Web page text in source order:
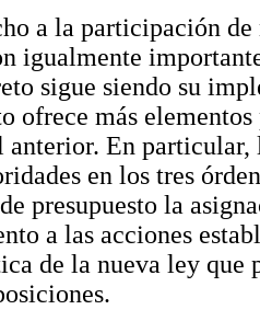
a la participación
igualmente
sigue siendo su
ofrece más
anterior. En
en los tres
presupuesto la
a las acciones
de la nueva ley